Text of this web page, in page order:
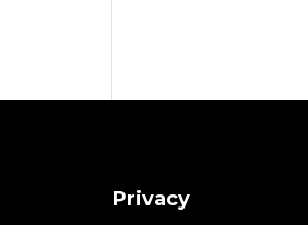
Privacy